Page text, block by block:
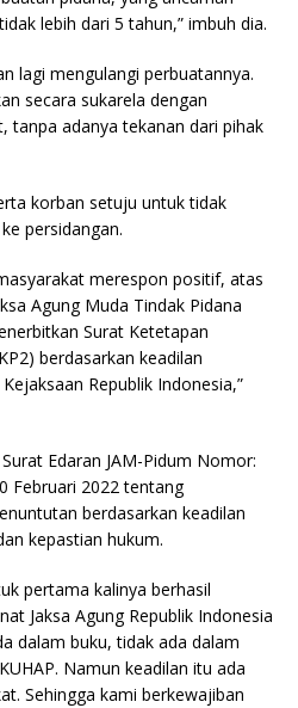
lebih dari 5 tahun,” imbuh dia.
lagi mengulangi perbuatannya.
secara sukarela dengan
tanpa adanya tekanan dari pihak
korban setuju untuk tidak
persidangan.
merespon positif, atas
Agung Muda Tindak Pidana
Surat Ketetapan
berdasarkan keadilan
Republik Indonesia,”
Edaran JAM-Pidum Nomor:
Februari 2022 tentang
berdasarkan keadilan
kepastian hukum.
pertama kalinya berhasil
Jaksa Agung Republik Indonesia
dalam buku, tidak ada dalam
Namun keadilan itu ada
Sehingga kami berkewajiban